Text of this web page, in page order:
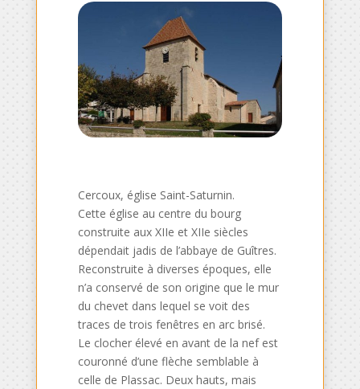
Cercoux, église Saint-Saturnin.
Cette église au centre du bourg
construite aux XIIe et XIIe siècles
dépendait jadis de l’abbaye de Guîtres.
Reconstruite à diverses époques, elle
n’a conservé de son origine que le mur
du chevet dans lequel se voit des
traces de trois fenêtres en arc brisé.
Le clocher élevé en avant de la nef est
couronné d’une flèche semblable à
celle de Plassac. Deux hauts, mais